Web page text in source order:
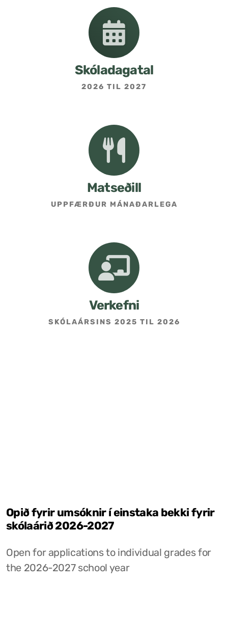
Skóladagatal
2026 TIL 2027
Matseðill
UPPFÆRÐUR MÁNAÐARLEGA
Verkefni
SKÓLAÁRSINS 2025 TIL 2026
Opið fyrir umsóknir í einstaka bekki fyrir
skólaárið 2026-2027
Open for applications to individual grades for
the 2026-2027 school year
Samstarf heimilis og skóla
Áætlanir og stefnur